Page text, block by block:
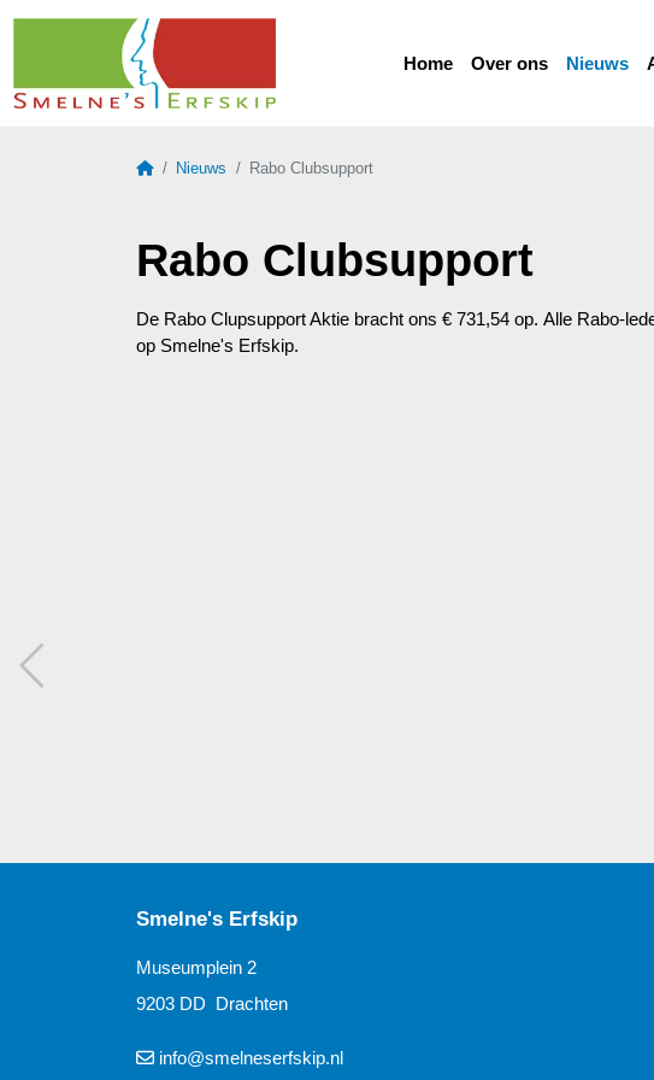
Home Over ons Nieuws
HomeNieuws Rabo Clubsupport
Rabo Clubsupport
De Rabo Clupsupport Aktie bracht ons € 731,54 op. Alle Rabo-
op Smelne's Erfskip.
Smelne's Erfskip
Museumplein 2
9203 DD Drachten
info@smelneserfskip.nl